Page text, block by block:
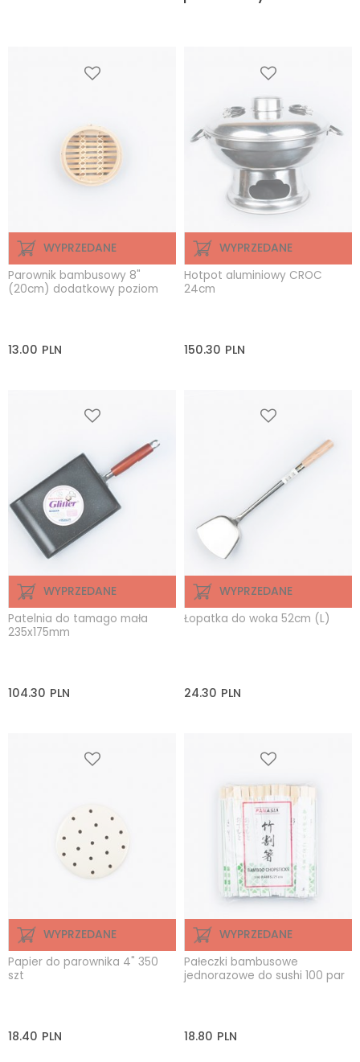
WYPRZEDANE
Parownik bambusowy 8"
(20cm) dodatkowy poziom
13.00 PLN
WYPRZEDANE
Hotpot aluminiowy CROC
24cm
150.30 PLN
WYPRZEDANE
Patelnia do tamago mała
235x175mm
104.30 PLN
WYPRZEDANE
Łopatka do woka 52cm (L)
24.30 PLN
WYPRZEDANE
Papier do parownika 4" 350
szt
18.40 PLN
WYPRZEDANE
Pałeczki bambusowe
jednorazowe do sushi 100 par
18.80 PLN